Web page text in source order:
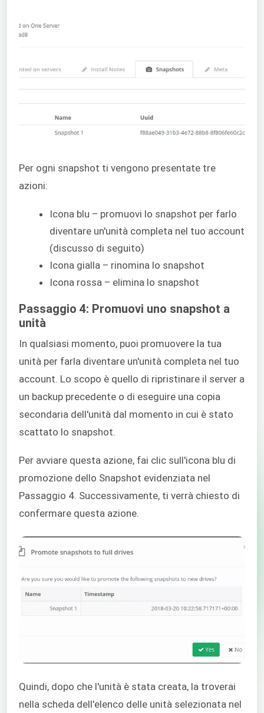
Per ogni snapshot ti vengono presentate tre
azioni:
Icona blu – promuovi lo snapshot per farlo
diventare un'unità completa nel tuo account
(discusso di seguito)
Icona gialla – rinomina lo snapshot
Icona rossa – elimina lo snapshot
Passaggio 4: Promuovi uno snapshot a
unità
In qualsiasi momento, puoi promuovere la tua
unità per farla diventare un'unità completa nel tuo
account. Lo scopo è quello di ripristinare il server a
un backup precedente o di eseguire una copia
secondaria dell'unità dal momento in cui è stato
scattato lo snapshot.
Per avviare questa azione, fai clic sull'icona blu di
promozione dello Snapshot evidenziata nel
Passaggio 4. Successivamente, ti verrà chiesto di
confermare questa azione.
Quindi, dopo che l'unità è stata creata, la troverai
nella scheda dell'elenco delle unità selezionata nel